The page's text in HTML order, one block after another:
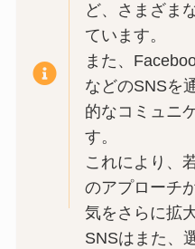
ど、さまざま
ています。
また、
などのSNSを
的なコミュニ
す。
これにより、
のアプローチ
気をさらに拡
SNSはまた、